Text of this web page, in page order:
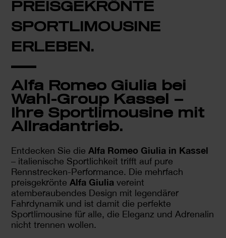
PREISGEKRÖNTE
SPORTLIMOUSINE
ERLEBEN.
Alfa Romeo Giulia bei
Wahl-Group Kassel –
Ihre Sportlimousine mit
Allradantrieb.
Entdecken Sie dieAlfa Romeo Giulia in Kassel
– italienische Sportlichkeit trifft auf pure
Rennstrecken-Performance. Die mehrfach
preisgekrönteAlfa Giulia vereint
atemberaubendes Design mit legendärer
Fahrdynamik und ist damit die perfekte
Sportlimousine für alle, die Eleganz und Adrenalin
nicht trennen wollen.